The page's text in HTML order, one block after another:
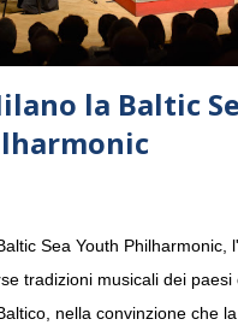
la Baltic
Sea Youth Philharmonic,
tradizioni musicali dei paesi
nella convinzione che